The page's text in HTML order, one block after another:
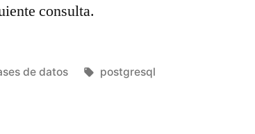
consulta.
de datos Etiquetas:
postgresql